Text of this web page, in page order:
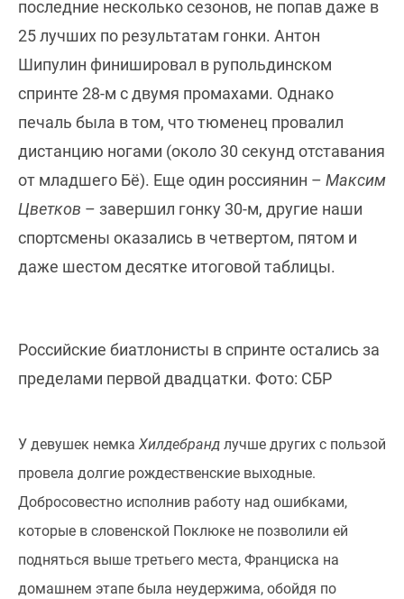
последние несколько сезонов, не попав даже в
25 лучших по результатам гонки. Антон
Шипулин финишировал в рупольдинском
спринте 28-м с двумя промахами. Однако
печаль была в том, что тюменец провалил
дистанцию ногами (около 30 секунд отставания
от младшего Бё). Еще один россиянин – Максим
Цветков – завершил гонку 30-м, другие наши
спортсмены оказались в четвертом, пятом и
даже шестом десятке итоговой таблицы.
Российские биатлонисты в спринте остались за
пределами первой двадцатки. Фото: СБР
У девушек немка Хилдебранд лучше других с пользой
провела долгие рождественские выходные.
Добросовестно исполнив работу над ошибками,
которые в словенской Поклюке не позволили ей
подняться выше третьего места, Франциска на
домашнем этапе была неудержима, обойдя по